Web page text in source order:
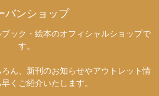
バンショップ
ック・絵本のオフィシャルショップで
す。
ん、新刊のお知らせやアウトレット情
くご紹介いたします。